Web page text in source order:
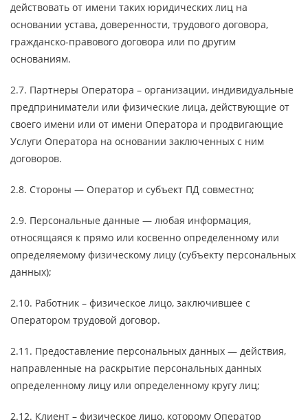
действовать от имени таких юридических лиц на
основании устава, доверенности, трудового договора,
гражданско-правового договора или по другим
основаниям.
2.7. Партнеры Оператора – организации, индивидуальные
предприниматели или физические лица, действующие от
своего имени или от имени Оператора и продвигающие
Услуги Оператора на основании заключенных с ним
договоров.
2.8. Стороны — Оператор и субъект ПД совместно;
2.9. Персональные данные — любая информация,
относящаяся к прямо или косвенно определенному или
определяемому физическому лицу (субъекту персональных
данных);
2.10. Работник – физическое лицо, заключившее с
Оператором трудовой договор.
2.11. Предоставление персональных данных — действия,
направленные на раскрытие персональных данных
определенному лицу или определенному кругу лиц;
2.12. Клиент – физическое лицо, которому Оператор